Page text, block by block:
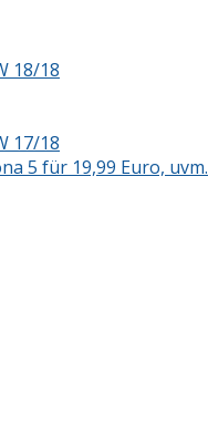
18/18
17/18
5 für 19,99 Euro, uvm.